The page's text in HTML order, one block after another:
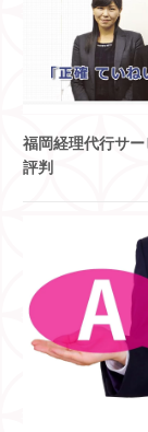
福岡経理代行サ
評判